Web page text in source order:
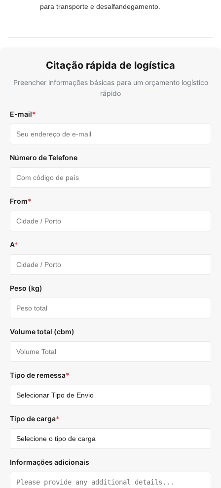
para transporte e desalfandegamento.
Citação rápida de logística
Preencher informações básicas para um orçamento logístico
rápido
E-mail*
Número de Telefone
From*
A*
Peso (kg)
Volume total (cbm)
Tipo de remessa*
Tipo de carga*
Informações adicionais